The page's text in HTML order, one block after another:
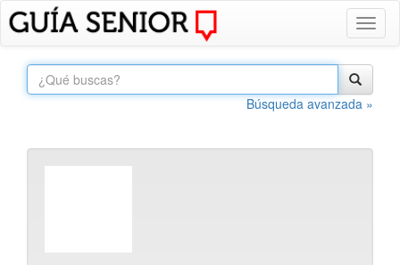
Búsqueda avanzada »